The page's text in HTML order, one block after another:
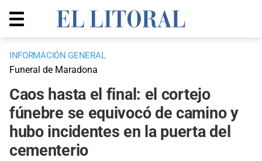
INFORMACIÓN GENERAL
Funeral de Maradona
Caos hasta el final: el cortejo
fúnebre se equivocó de camino y
hubo incidentes en la puerta del
cementerio